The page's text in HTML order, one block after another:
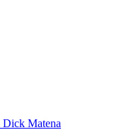
Matena